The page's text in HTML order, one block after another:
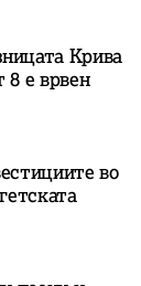
Крива
8 е врвен
во